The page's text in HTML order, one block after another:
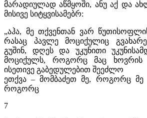
მარადიულად აწმყოში, ანუ აქ და
მისივე სიტყვისამებრ:
„აჰა, მე თქვენთან ვარ
რასაც პავლე მოციქულიც
გუშინ, დღეს და უკუნითი
მოციქულს, როგორც მაც­ ხოვრის
ისეთივე გაბედულებით შეეძლო
ეთქვა – მომბაძეთ მე, როგორც მე
როგორც
7